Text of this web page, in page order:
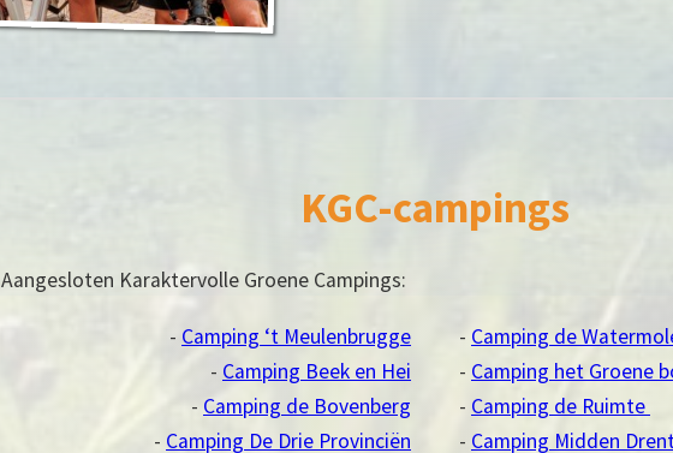
KGC-campings
Aangesloten Karaktervolle Groene Campings:
Camping ‘t Meulenbrugge
Camping Beek en Hei
Camping de Bovenberg
Camping De Drie Provinciën
Camping de
Camping het Groene
Camping de Ruimte
Camping Midden